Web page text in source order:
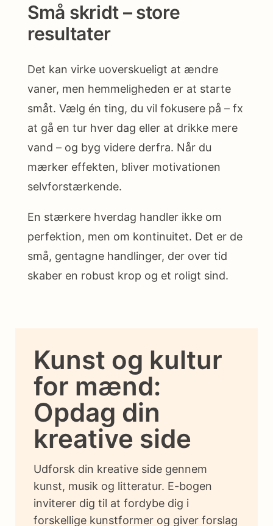
Små skridt – store
resultater
Det kan virke uoverskueligt at ændre
vaner, men hemmeligheden er at starte
småt. Vælg én ting, du vil fokusere på – fx
at gå en tur hver dag eller at drikke mere
vand – og byg videre derfra. Når du
mærker effekten, bliver motivationen
selvforstærkende.
En stærkere hverdag handler ikke om
perfektion, men om kontinuitet. Det er de
små, gentagne handlinger, der over tid
skaber en robust krop og et roligt sind.
Kunst og kultur
for mænd:
Opdag din
kreative side
Udforsk din kreative side gennem
kunst, musik og litteratur. E-bogen
inviterer dig til at fordybe dig i
forskellige kunstformer og giver forslag